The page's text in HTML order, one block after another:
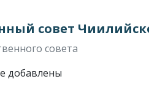
совет
совета
добавлены